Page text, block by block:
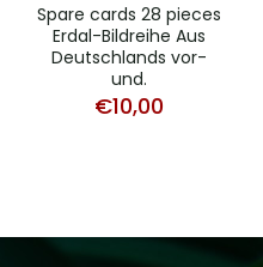
Spare cards 28 pieces
Erdal-Bildreihe Aus
Deutschlands vor-
und.
€10,00